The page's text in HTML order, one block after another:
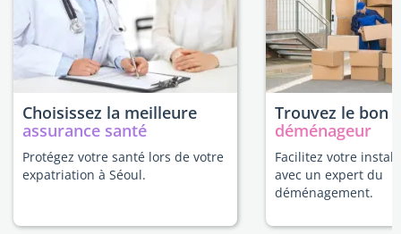
Choisissez la meilleure
assurance santé
Protégez votre santé lors de votre
expatriation à Séoul.
Trouvez le bon
déménageur
Facilitez votre
avec un expert du
déménagement.